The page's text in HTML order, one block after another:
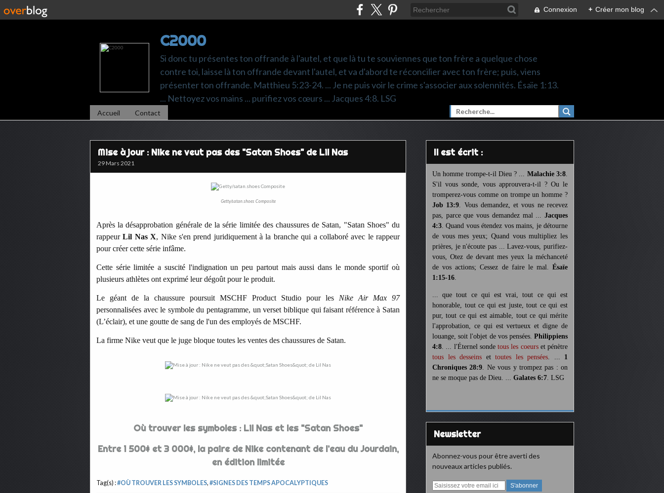
Connexion + Créer mon blog
C2000
Si donc tu présentes ton offrande à l'autel, et que là tu te souviennes que ton frère a quelque chose
contre toi, laisse là ton offrande devant l'autel, et va d'abord te réconcilier avec ton frère; puis, viens
présenter ton offrande. Matthieu 5:23-24. ... Je ne puis voir le crime s'associer aux solennités. Ésaïe 1:13.
... Nettoyez vos mains ... purifiez vos cœurs ... Jacques 4:8. LSG
Accueil Contact
Mise à jour : Nike ne veut pas des "Satan Shoes" de Lil Nas
29 Mars 2021
Getty/satan.shoes Composite
Après la désapprobation générale de la série limitée des chaussures de Satan, "Satan Shoes" du
rappeurLil Nas X, Nike s'en prend juridiquement à la branche qui a collaboré avec le rappeur
pour créer cette série infâme.
Cette série limitée a suscité l'indignation un peu partout mais aussi dans le monde sportif où
plusieurs athlètes ont exprimé leur dégoût pour le produit.
Le géant de la chaussure poursuit MSCHF Product Studio pour les Nike Air Max 97
personnalisées avec le symbole du pentagramme, un verset biblique qui faisant référence à Satan
(L’éclair), et une goutte de sang de l'un des employés de MSCHF.
La firme Nike veut que le juge bloque toutes les ventes des chaussures de Satan.
Où trouver les symboles : Lil Nas et les "Satan Shoes"
Entre 1 500$ et 3 000$, la paire de Nike contenant de l’eau du Jourdain,
en édition limitée
Tag(s) :#OÙ TROUVER LES SYMBOLES, #SIGNES DES TEMPS APOCALYPTIQUES
Il est écrit :
Un homme trompe-t-il Dieu ? ... Malachie 3:8.
S'il vous sonde, vous approuvera-t-il ? Ou le
tromperez-vous comme on trompe un homme ?
Job 13:9. Vous demandez, et vous ne recevez
pas, parce que vous demandez mal ... Jacques
4:3. Quand vous étendez vos mains, je détourne
de vous mes yeux; Quand vous multipliez les
prières, je n'écoute pas ... Lavez-vous, purifiez-
vous, Otez de devant mes yeux la méchanceté
de vos actions; Cessez de faire le mal. Ésaïe
1:15-16.
... que tout ce qui est vrai, tout ce qui est
honorable, tout ce qui est juste, tout ce qui est
pur, tout ce qui est aimable, tout ce qui mérite
l'approbation, ce qui est vertueux et digne de
louange, soit l'objet de vos pensées. Philippiens
4:8. ... l'Éternel sonde tous les coeurset pénètre
tous les desseins et toutes les pensées. ... 1
Chroniques 28:9. Ne vous y trompez pas : on
ne se moque pas de Dieu. ... Galates 6:7. LSG
Newsletter
Abonnez-vous pour être averti des
nouveaux articles publiés.
E